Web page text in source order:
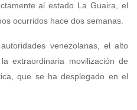
al estado La Guaira, el
ocurridos hace dos semanas.
venezolanas, el alto
extraordinaria movilización de
que se ha desplegado en el